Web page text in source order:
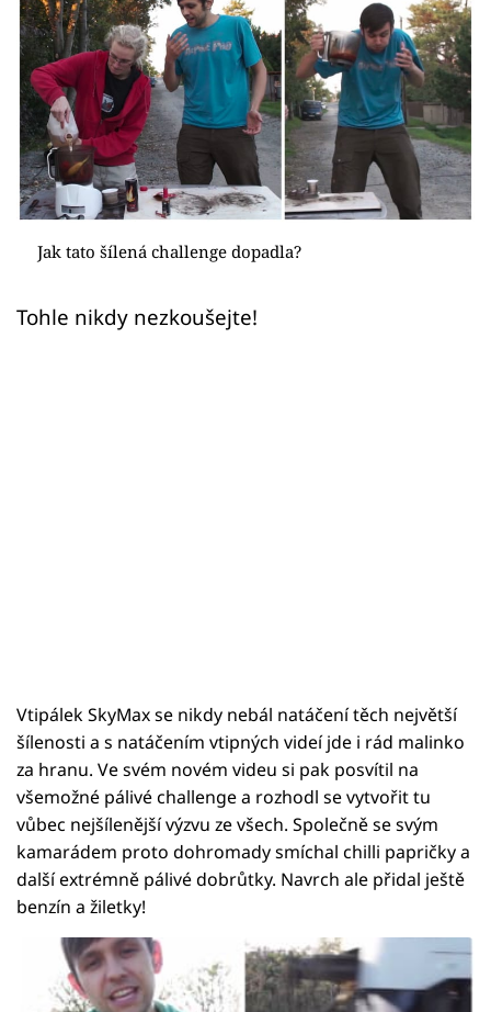
Sex a vztahy
Videa
Sledujte prima+
Přihlášení
Jak tato šílená challenge dopadla?
Tohle nikdy nezkoušejte!
Vtipálek SkyMax se nikdy nebál natáčení těch největší
šílenosti a s natáčením vtipných videí jde i rád malinko
za hranu. Ve svém novém videu si pak posvítil na
všemožné pálivé challenge a rozhodl se vytvořit tu
vůbec nejšílenější výzvu ze všech. Společně se svým
kamarádem proto dohromady smíchal chilli papričky a
další extrémně pálivé dobrůtky. Navrch ale přidal ještě
benzín a žiletky!